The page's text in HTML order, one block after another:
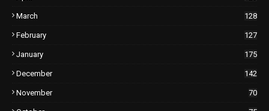
March 128
February 127
January 175
December 142
November 70